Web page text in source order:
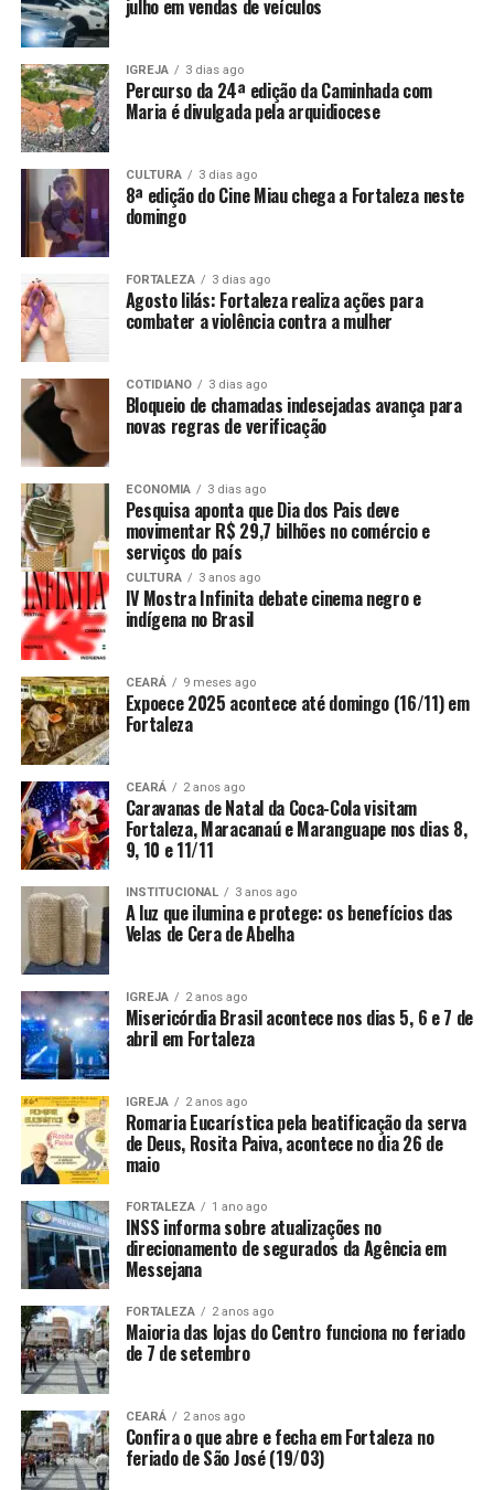
julho em vendas de veículos
IGREJA 3 dias ago
Percurso da 24ª edição da Caminhada com
Maria é divulgada pela arquidiocese
CULTURA 3 dias ago
8ª edição do Cine Miau chega a Fortaleza neste
domingo
FORTALEZA 3 dias ago
Agosto lilás: Fortaleza realiza ações para
combater a violência contra a mulher
COTIDIANO 3 dias ago
Bloqueio de chamadas indesejadas avança para
novas regras de verificação
ECONOMIA 3 dias ago
Pesquisa aponta que Dia dos Pais deve
movimentar R$ 29,7 bilhões no comércio e
serviços do país
CULTURA 3 anos ago
IV Mostra Infinita debate cinema negro e
indígena no Brasil
CEARÁ 9 meses ago
Expoece 2025 acontece até domingo (16/11) em
Fortaleza
CEARÁ 2 anos ago
Caravanas de Natal da Coca-Cola visitam
Fortaleza, Maracanaú e Maranguape nos dias 8,
9, 10 e 11/11
INSTITUCIONAL 3 anos ago
A luz que ilumina e protege: os benefícios das
Velas de Cera de Abelha
IGREJA 2 anos ago
Misericórdia Brasil acontece nos dias 5, 6 e 7 de
abril em Fortaleza
IGREJA 2 anos ago
Romaria Eucarística pela beatificação da serva
de Deus, Rosita Paiva, acontece no dia 26 de
maio
FORTALEZA 1 ano ago
INSS informa sobre atualizações no
direcionamento de segurados da Agência em
Messejana
FORTALEZA 2 anos ago
Maioria das lojas do Centro funciona no feriado
de 7 de setembro
CEARÁ 2 anos ago
Confira o que abre e fecha em Fortaleza no
feriado de São José (19/03)